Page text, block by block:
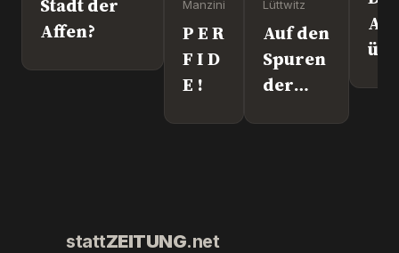
Stadt der
Affen?
Manzini
P E R
F I D
E !
Lüttwitz
Auf den
Spuren
der
stattZEITUNG.net